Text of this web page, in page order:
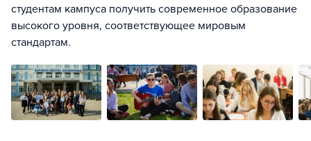
студентам кампуса получить современное образование
высокого уровня, соответствующее мировым
стандартам.